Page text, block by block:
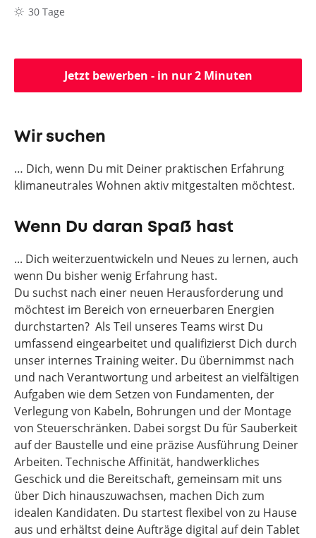
30 Tage
Jetzt bewerben - in nur 2 Minuten
Wir suchen
… Dich, wenn Du mit Deiner praktischen Erfahrung
klimaneutrales Wohnen aktiv mitgestalten möchtest.
Wenn Du daran Spaß hast
... Dich weiterzuentwickeln und Neues zu lernen, auch
wenn Du bisher wenig Erfahrung hast.
Du suchst nach einer neuen Herausforderung und
möchtest im Bereich von erneuerbaren Energien
durchstarten? Als Teil unseres Teams wirst Du
umfassend eingearbeitet und qualifizierst Dich durch
unser internes Training weiter. Du übernimmst nach
und nach Verantwortung und arbeitest an vielfältigen
Aufgaben wie dem Setzen von Fundamenten, der
Verlegung von Kabeln, Bohrungen und der Montage
von Steuerschränken. Dabei sorgst Du für Sauberkeit
auf der Baustelle und eine präzise Ausführung Deiner
Arbeiten. Technische Affinität, handwerkliches
Geschick und die Bereitschaft, gemeinsam mit uns
über Dich hinauszuwachsen, machen Dich zum
idealen Kandidaten. Du startest flexibel von zu Hause
aus und erhältst deine Aufträge digital auf dein Tablet